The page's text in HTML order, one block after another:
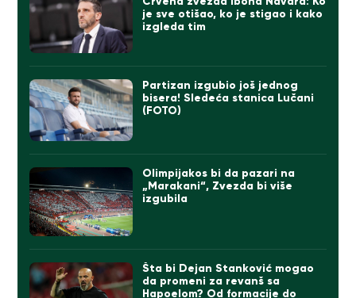
je sve otišao, ko je stigao i kako
izgleda tim
Partizan izgubio još jednog
bisera! Sledeća stanica Lučani
(FOTO)
Olimpijakos bi da pazari na
„Marakani“, Zvezda bi više
izgubila
Šta bi Dejan Stanković mogao
da promeni za revanš sa
Hapoelom? Od formacije do